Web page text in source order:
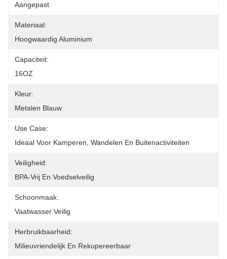
Aangepast
Materiaal:
Hoogwaardig Aluminium
Capaciteit:
16OZ
Kleur:
Metalen Blauw
Use Case:
Ideaal Voor Kamperen, Wandelen En Buitenactiviteiten
Veiligheid:
BPA-Vrij En Voedselveilig
Schoonmaak:
Vaatwasser Veilig
Herbruikbaarheid:
Milieuvriendelijk En Rekupereerbaar